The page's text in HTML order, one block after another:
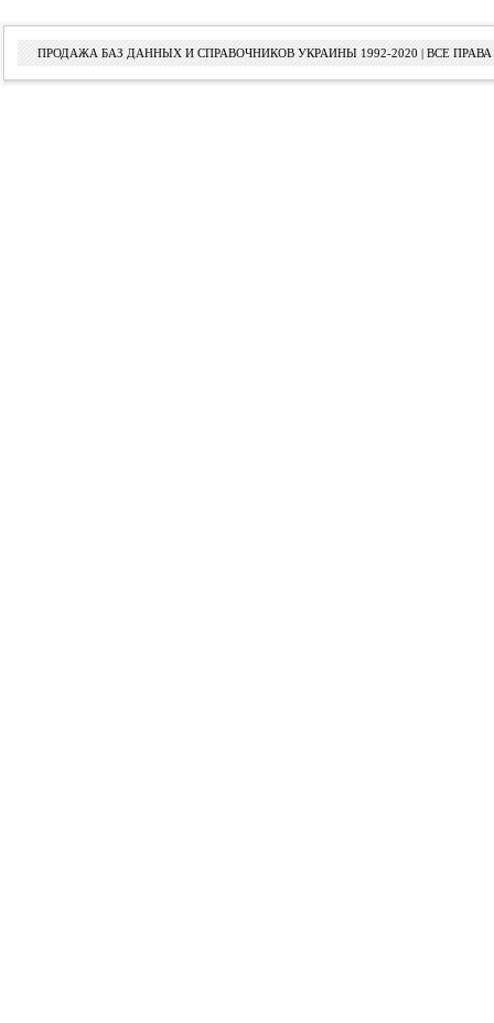
ПРОДАЖА БАЗ ДАННЫХ И СПРАВОЧНИКОВ УКРАИНЫ 1992-2020 | ВСЕ